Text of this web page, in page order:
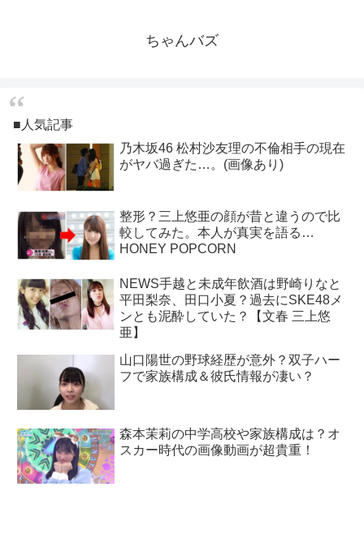
ちゃんバズ
■人気記事
乃木坂46 松村沙友理の不倫相手の現在
がヤバ過ぎた…。(画像あり)
整形？三上悠亜の顔が昔と違うので比
較してみた。本人が真実を語る…
HONEY POPCORN
NEWS手越と未成年飲酒は野崎りなと
平田梨奈、田口小夏？過去にSKE48メ
ンとも泥酔していた？【文春 三上悠
亜】
山口陽世の野球経歴が意外？双子ハー
フで家族構成＆彼氏情報が凄い？
森本茉莉の中学高校や家族構成は？オ
スカー時代の画像動画が超貴重！